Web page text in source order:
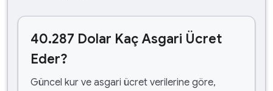
40.287 Dolar Kaç Asgari Ücret
Eder?
Güncel kur ve asgari ücret verilerine göre,